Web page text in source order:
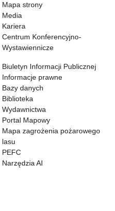
Mapa strony
Media
Kariera
Centrum Konferencyjno-
Wystawiennicze
Biuletyn Informacji Publicznej
Informacje prawne
Bazy danych
Biblioteka
Wydawnictwa
Portal Mapowy
Mapa zagrożenia pożarowego
lasu
PEFC
Narzędzia AI